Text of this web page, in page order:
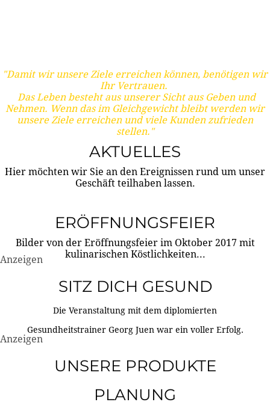
"Damit wir unsere Ziele erreichen können, benötigen wir
Ihr Vertrauen.
Das Leben besteht aus unserer Sicht aus Geben und
Nehmen. Wenn das im Gleichgewicht bleibt werden wir
unsere Ziele erreichen und viele Kunden zufrieden
stellen."
AKTUELLES
Hier möchten wir Sie an den Ereignissen rund um unser
Geschäft teilhaben lassen.
ERÖFFNUNGSFEIER
Bilder von der Eröffnungsfeier im Oktober 2017 mit
kulinarischen Köstlichkeiten...
Anzeigen
SITZ DICH GESUND
Die Veranstaltung mit dem diplomierten
Gesundheitstrainer Georg Juen war ein voller Erfolg.
Anzeigen
UNSERE PRODUKTE
PLANUNG